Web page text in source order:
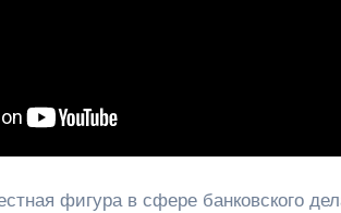
фигура в сфере банковского